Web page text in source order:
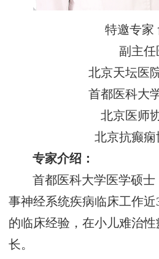
特邀专家
副主任
北京天坛医
首都医科大
北京医师
北京抗癫痫
专家介绍：
首都医科大学医学硕
事神经系统疾病临床工作
的临床经验，在小儿难治
长。